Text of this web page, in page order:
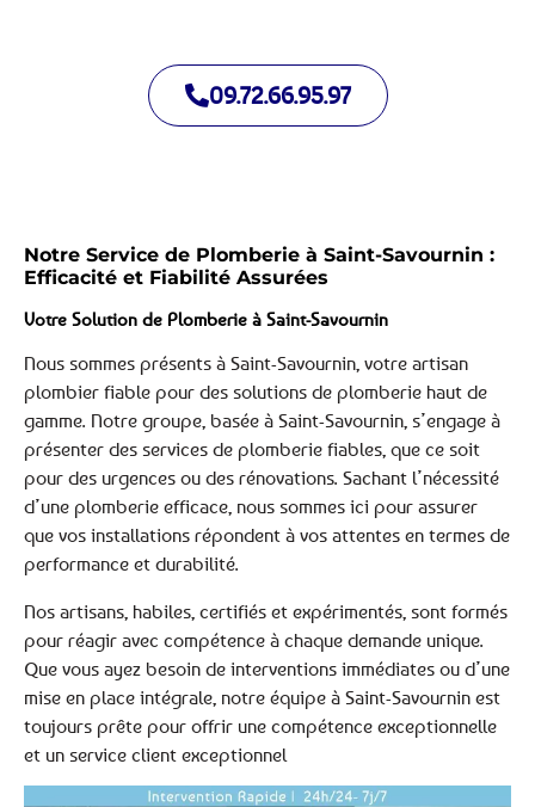
09.72.66.95.97
Notre Service de Plomberie à Saint-Savournin :
Efficacité et Fiabilité Assurées
Votre Solution de Plomberie à Saint-Savournin
Nous sommes présents à Saint-Savournin, votre artisan
plombier fiable pour des solutions de plomberie haut de
gamme. Notre groupe, basée à Saint-Savournin, s’engage à
présenter des services de plomberie fiables, que ce soit
pour des urgences ou des rénovations. Sachant l’nécessité
d’une plomberie efficace, nous sommes ici pour assurer
que vos installations répondent à vos attentes en termes de
performance et durabilité.
Nos artisans, habiles, certifiés et expérimentés, sont formés
pour réagir avec compétence à chaque demande unique.
Que vous ayez besoin de interventions immédiates ou d’une
mise en place intégrale, notre équipe à Saint-Savournin est
toujours prête pour offrir une compétence exceptionnelle
et un service client exceptionnel